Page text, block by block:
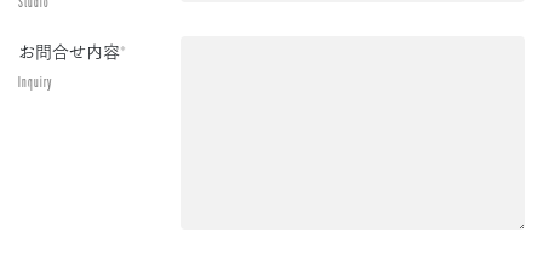
お問合せ内容*
Inquiry